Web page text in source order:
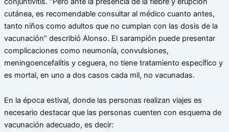
cutánea, es recomendable consultar al médico cuanto antes,
tanto niños como adultos que no cumplan con las dosis de la
vacunación” describió Alonso. El sarampión puede presentar
complicaciones como neumonía, convulsiones,
meningoencefalitis y ceguera, no tiene tratamiento específico y
es mortal, en uno a dos casos cada mil, no vacunadas.
En la época estival, donde las personas realizan viajes es
necesario destacar que las personas cuenten con esquema de
vacunación adecuado, es decir: